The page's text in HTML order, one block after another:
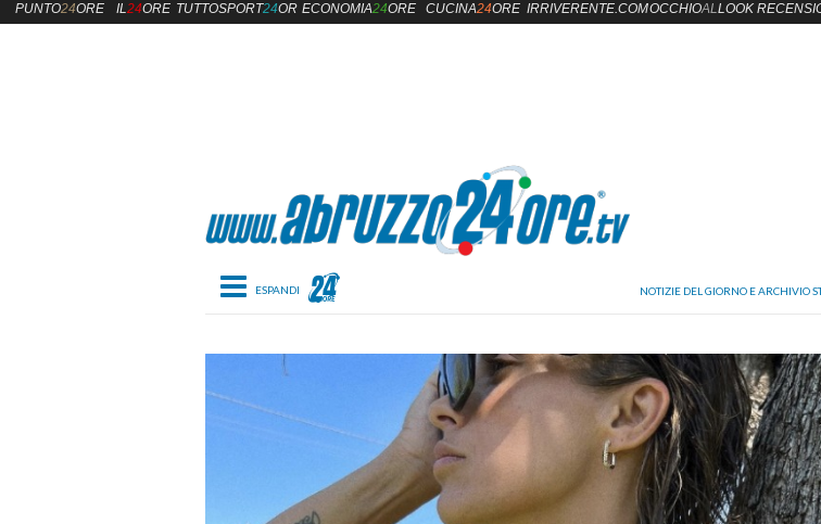
Toggle navigation
PUNTO24ORE IL24ORE TUTTOSPORT24OREECONOMIA24ORE CUCINA24ORE IRRIVERENTE.COMOCCHIOALLOOK